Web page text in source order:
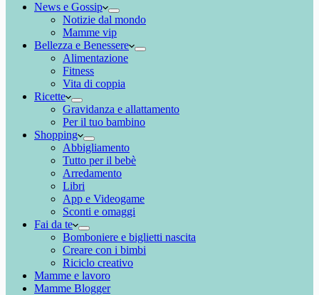
News e Gossip
Notizie dal mondo
Mamme vip
Bellezza e Benessere
Alimentazione
Fitness
Vita di coppia
Ricette
Gravidanza e allattamento
Per il tuo bambino
Shopping
Abbigliamento
Tutto per il bebè
Arredamento
Libri
App e Videogame
Sconti e omaggi
Fai da te
Bomboniere e biglietti nascita
Creare con i bimbi
Riciclo creativo
Mamme e lavoro
Mamme Blogger